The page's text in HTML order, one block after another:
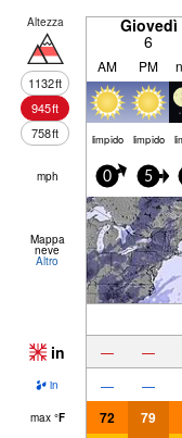
Altezza
1132ft
945ft
758ft
Giovedì
6
AM PM
limp­ido limp­ido
mph 0 5
Mappa
neve
Altro
in — —
in — —
max °F 72 79